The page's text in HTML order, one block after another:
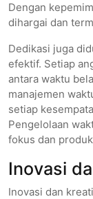
Dengan
dihargai dan
Dedikasi juga
efektif. Setiap
antara waktu
manajemen
setiap
Pengelolaan
fokus dan
Inovasi
Inovasi dan